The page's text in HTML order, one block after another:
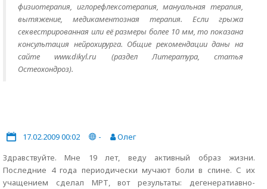
физиотерапия, иглорефлексотерапия, мануальная терапия,
вытяжение, медикаментозная терапия. Если грыжа
секвестрированная или её размеры более 10 мм, то показана
консультация нейрохирурга. Общие рекомендации даны на
сайте www.dikyl.ru (раздел Литература, статья
Остеохондроз).
17.02.2009 00:02 -
Олег
Здравствуйте. Мне 19 лет, веду активный образ жизни.
Последние 4 года периодически мучают боли в спине. С их
учащением сделал МРТ, вот результаты: дегенератиавно-